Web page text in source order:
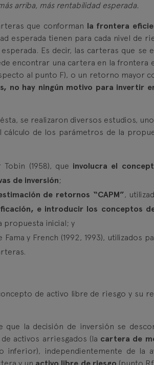
arriba, más rentabilidad esperada.
que conforman la frontera
esperada tienen para cada nivel de
Es decir, las carteras que se
encontrar una cartera en la frontera
al punto F), o un retorno mayor
no hay ningún motivo para invertir
se realizaron diversos estudios,
de los parámetros de la
(1958), que involucra el
de inversión;
de retornos “CAPM”,
e introducir los conceptos
propuesta inicial; y
Fama y French (1992, 1993), utilizados
de activo libre de riesgo y su
que la decisión de inversión se
activos arriesgados (la cartera de
inferior), independientemente de la